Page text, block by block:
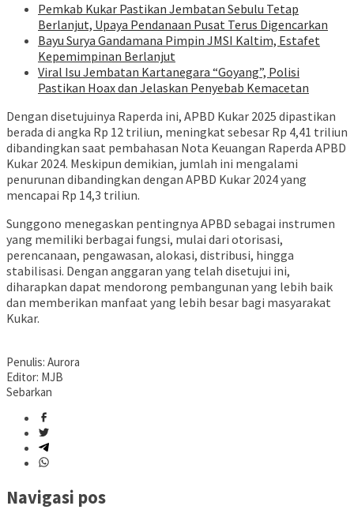
Pemkab Kukar Pastikan Jembatan Sebulu Tetap
Berlanjut, Upaya Pendanaan Pusat Terus Digencarkan
Bayu Surya Gandamana Pimpin JMSI Kaltim, Estafet
Kepemimpinan Berlanjut
Viral Isu Jembatan Kartanegara “Goyang”, Polisi
Pastikan Hoax dan Jelaskan Penyebab Kemacetan
Dengan disetujuinya Raperda ini, APBD Kukar 2025 dipastikan
berada di angka Rp 12 triliun, meningkat sebesar Rp 4,41 triliun
dibandingkan saat pembahasan Nota Keuangan Raperda APBD
Kukar 2024. Meskipun demikian, jumlah ini mengalami
penurunan dibandingkan dengan APBD Kukar 2024 yang
mencapai Rp 14,3 triliun.
Sunggono menegaskan pentingnya APBD sebagai instrumen
yang memiliki berbagai fungsi, mulai dari otorisasi,
perencanaan, pengawasan, alokasi, distribusi, hingga
stabilisasi. Dengan anggaran yang telah disetujui ini,
diharapkan dapat mendorong pembangunan yang lebih baik
dan memberikan manfaat yang lebih besar bagi masyarakat
Kukar.
Penulis: Aurora
Editor: MJB
Sebarkan
Navigasi pos